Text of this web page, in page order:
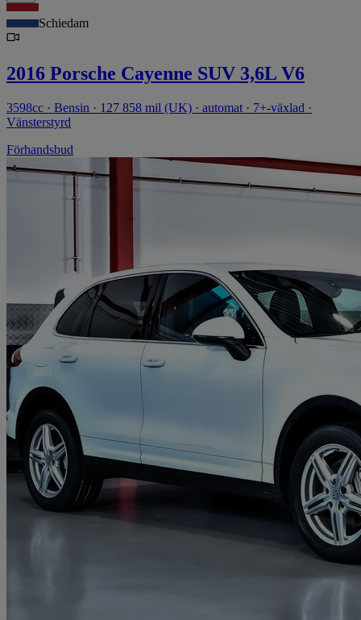
Schiedam
2016 Porsche Cayenne SUV 3,6L V6
3598cc · Bensin · 127 858 mil (UK) · automat · 7+-växlad ·
Vänsterstyrd
Förhandsbud